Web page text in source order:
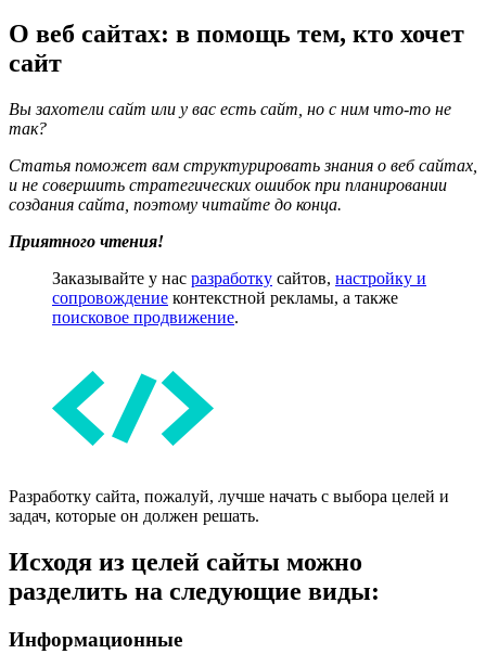
О веб сайтах: в помощь тем, кто хочет
сайт
Вы захотели сайт или у вас есть сайт, но с ним что-то не
так?
Статья поможет вам структурировать знания о веб сайтах,
и не совершить стратегических ошибок при планировании
создания сайта, поэтому читайте до конца.
Приятного чтения!
Заказывайте у нас разработку сайтов, настройку и
сопровождение контекстной рекламы, а также
поисковое продвижение.
Разработку сайта, пожалуй, лучше начать с выбора целей и
задач, которые он должен решать.
Исходя из целей сайты можно
разделить на следующие виды:
Информационные